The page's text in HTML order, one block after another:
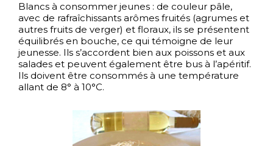
Blancs à consommer jeunes : de couleur pâle,
avec de rafraîchissants arômes fruités (agrumes et
autres fruits de verger) et floraux, ils se présentent
équilibrés en bouche, ce qui témoigne de leur
jeunesse. Ils s’accordent bien aux poissons et aux
salades et peuvent également être bus à l’apéritif.
Ils doivent être consommés à une température
allant de 8° à 10°C.